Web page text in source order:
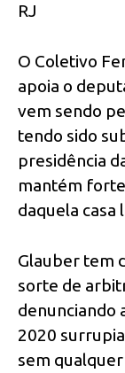
RJ
O Coletivo
apoia o
vem sendo
tendo sido
presidência
mantém
daquela casa
Glauber tem
sorte de
denunciando
2020
sem